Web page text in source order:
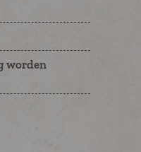
worden